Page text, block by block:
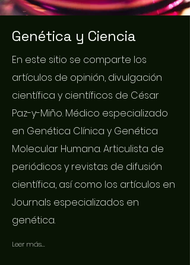
Genética y Ciencia
En este sitio se comparte los
artículos de opinión, divulgación
científica y científicos de César
Paz-y-Miño. Médico especializado
en Genética Clínica y Genética
Molecular Humana. Articulista de
periódicos y revistas de difusión
científica, así como los artículos en
Journals especializados en
genética.
Leer más...